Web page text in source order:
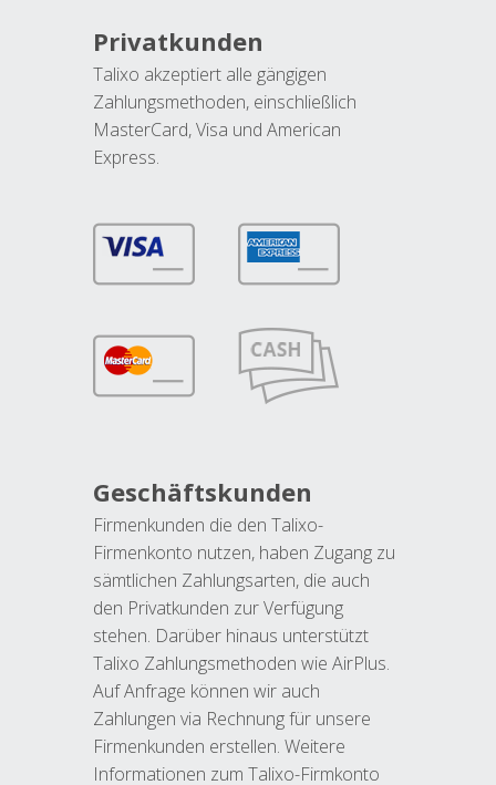
Privatkunden
Talixo akzeptiert alle gängigen
Zahlungsmethoden, einschließlich
MasterCard, Visa und American
Express.
Geschäftskunden
Firmenkunden die den Talixo-
Firmenkonto nutzen, haben Zugang zu
sämtlichen Zahlungsarten, die auch
den Privatkunden zur Verfügung
stehen. Darüber hinaus unterstützt
Talixo Zahlungsmethoden wie AirPlus.
Auf Anfrage können wir auch
Zahlungen via Rechnung für unsere
Firmenkunden erstellen. Weitere
Informationen zum Talixo-Firmkonto